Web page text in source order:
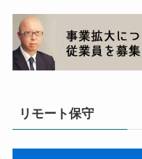
リモート保守